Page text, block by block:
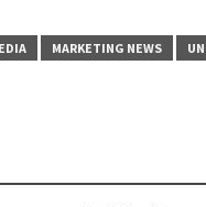
MARKETING NEWS